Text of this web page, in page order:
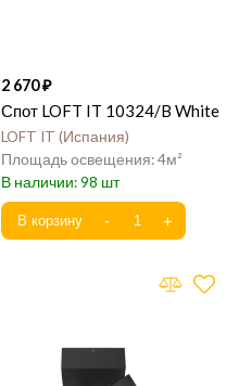
2 670
Спот LOFT IT 10324/B White
LOFT IT Испания
4
98